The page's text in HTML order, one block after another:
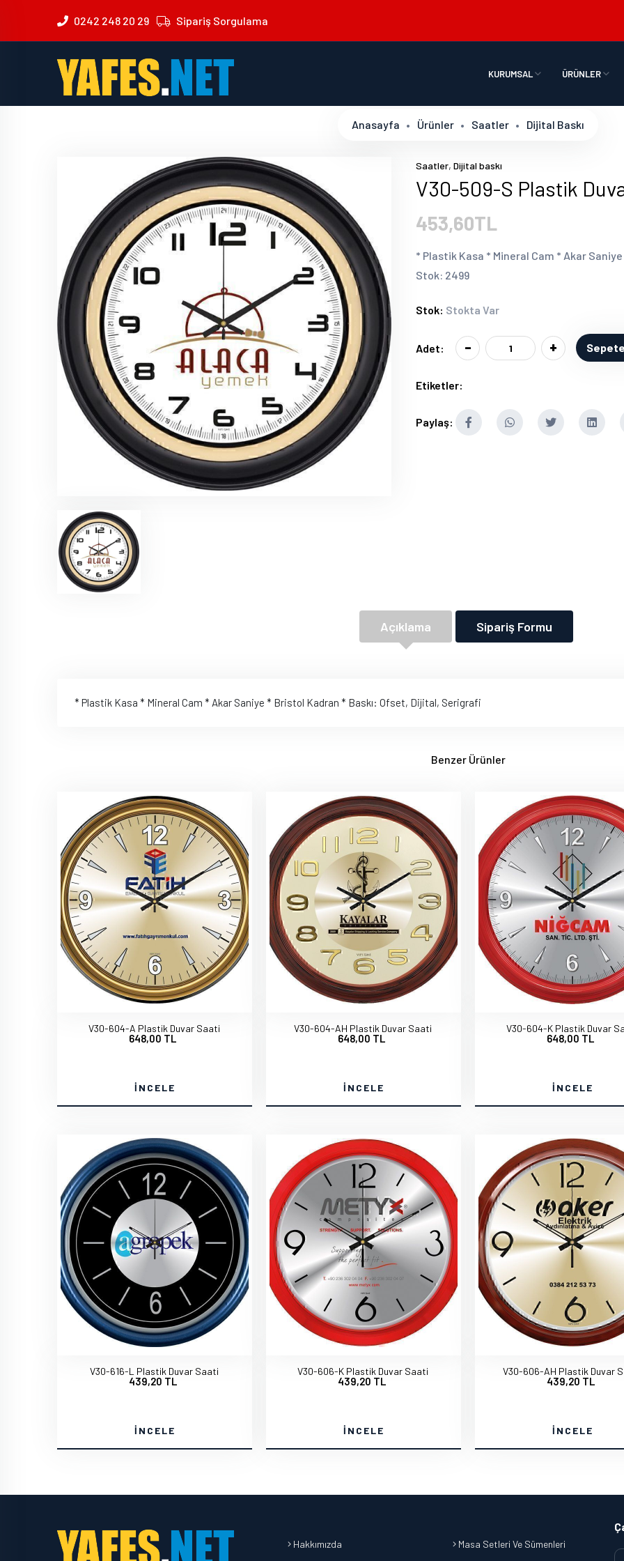
0242 248 20 29 Sipariş Sorgulama
KURUMSAL ÜRÜNLER
Anasayfa Ürünler Saatler Dijital Baskı
Saatler, Dijital baskı
V30-509-S Plastik
453,60TL
* Plastik Kasa * Mineral Cam * Akar
Stok: 2499
Stok: Stokta Var
Adet: - +
Etiketler:
Paylaş:
Açıklama Sipariş Formu
* Plastik Kasa * Mineral Cam * Akar Saniye * Bristol Kadran * Baskı: Ofset, Dijital, Serigrafi
Benzer Ürünler
V30-604-A Plastik Duvar Saati
648,00 TL
İNCELE
V30-604-AH Plastik Duvar Saati
648,00 TL
İNCELE
V30-604-K Plastik Duvar
648,00 TL
İNCELE
V30-616-L Plastik Duvar Saati
439,20 TL
İNCELE
V30-606-K Plastik Duvar Saati
439,20 TL
İNCELE
V30-606-AH Plastik Duvar
439,20 TL
İNCELE
Hakkımızda Masa Setleri Ve Sümenleri